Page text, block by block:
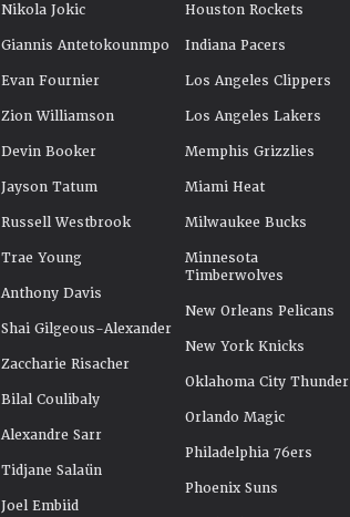
Nikola Jokic
Giannis Antetokounmpo
Evan Fournier
Zion Williamson
Devin Booker
Jayson Tatum
Russell Westbrook
Trae Young
Anthony Davis
Shai Gilgeous-Alexander
Zaccharie Risacher
Bilal Coulibaly
Alexandre Sarr
Tidjane Salaün
Joel Embiid
Houston Rockets
Indiana Pacers
Los Angeles Clippers
Los Angeles Lakers
Memphis Grizzlies
Miami Heat
Milwaukee Bucks
Minnesota
Timberwolves
New Orleans Pelicans
New York Knicks
Oklahoma City Thunder
Orlando Magic
Philadelphia 76ers
Phoenix Suns